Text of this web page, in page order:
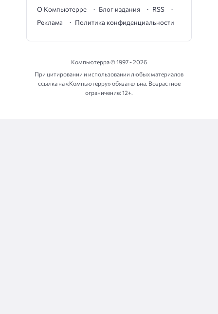
О Компьютерре Блог издания
RSS
Реклама
Политика конфиденциальности
Компьютерра ©1997 - 2026
При цитировании и использовании любых материалов
ссылка на «Компьютерру» обязательна. Возрастное
ограничение: 12+.